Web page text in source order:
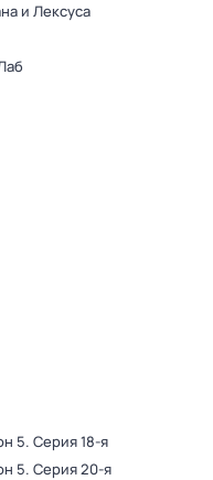
и Лексуса
5. Серия 18-я
5. Серия 20-я